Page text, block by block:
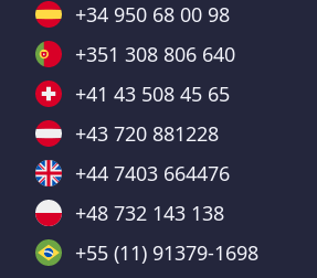
+34 950 68 00 98
+351 308 806 640
+41 43 508 45 65
+43 720 881228
+44 7403 664476
+48 732 143 138
+55 (11) 91379-1698